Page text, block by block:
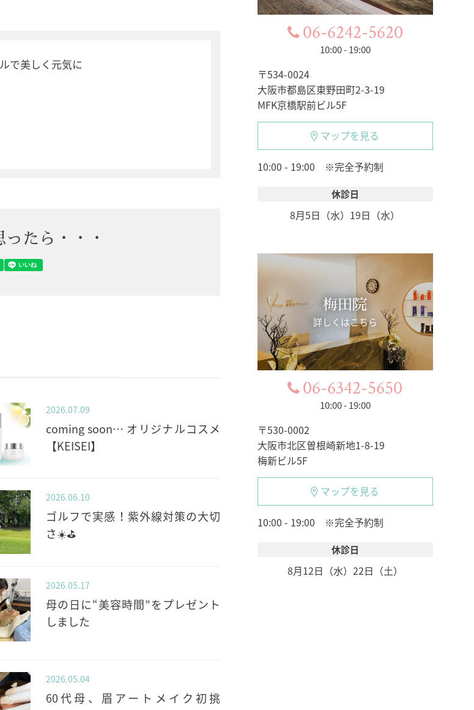
で美しく元気に
ったら・・・
2026.07.09
coming soon… オリジナルコスメ
【KEISEI】
2026.06.10
ゴルフで実感！紫外線対策の大切
さ☀️⛳️
2026.05.17
母の日に“美容時間”をプレゼント
しました
2026.05.04
60代母、眉アートメイク初挑
06-6242-5620
10:00 - 19:00
〒534-0024
大阪市都島区東野田町2-3-19
MFK京橋駅前ビル5F
マップを見る
10:00 - 19:00 ※完全予約制
休診日
8月5日（水） 19日（水）
梅田院
詳しくはこちら
06-6342-5650
10:00 - 19:00
〒530-0002
大阪市北区曽根崎新地1-8-19
梅新ビル5F
マップを見る
10:00 - 19:00 ※完全予約制
休診日
8月12日（水） 22日（土）